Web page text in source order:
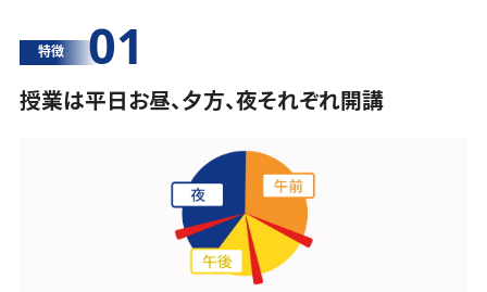
特徴 01
授業は平日お昼、夕方、夜それぞれ開講